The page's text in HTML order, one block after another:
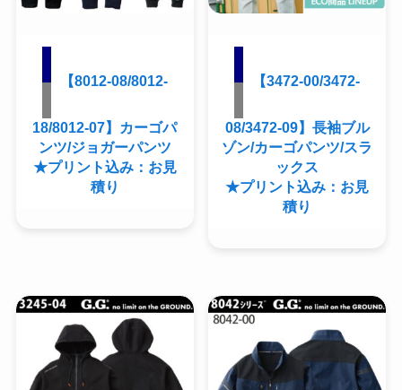
【8012-08/8012-
18/8012-07】カーゴパ
ンツ/ジョガーパンツ
★プリント込み：お見
積り
【3472-00/3472-
08/3472-09】長袖ブル
ゾン/カーゴパンツ/スラ
ックス
★プリント込み：お見
積り